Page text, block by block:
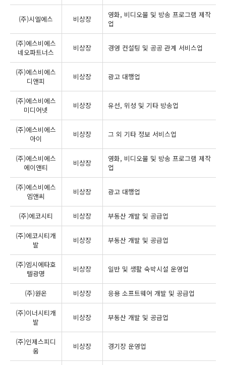
(주)시엘에스 비상장
영화, 비디오물 및 방송 프로그램 제작
업
(주)에스비에스
네오파트너스
비상장 경영 컨설팅 및 공공 관계 서비스업
(주)에스비에스
디앤피
비상장 광고 대행업
(주)에스비에스
미디어넷
비상장 유선, 위성 및 기타 방송업
(주)에스비에스
아이
비상장 그 외 기타 정보 서비스업
(주)에스비에스
에이앤티
비상장
영화, 비디오물 및 방송 프로그램 제작
업
(주)에스비에스
엠앤씨
비상장 광고 대행업
(주)에코시티 비상장 부동산 개발 및 공급업
(주)에코시티개
발
비상장 부동산 개발 및 공급업
(주)엠시에타호
텔광명
비상장 일반 및 생활 숙박시설 운영업
(주)원온 비상장 응용 소프트웨어 개발 및 공급업
(주)이너시티개
발
비상장 부동산 개발 및 공급업
(주)인제스피디
움
비상장 경기장 운영업